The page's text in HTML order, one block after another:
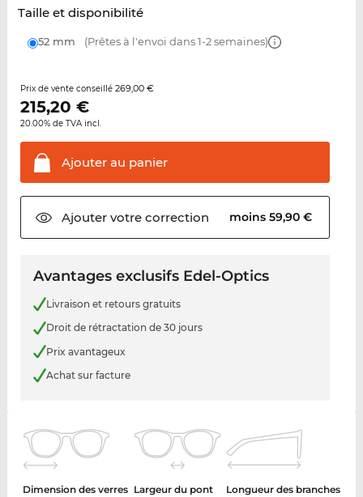
Taille et disponibilité
52 mm (Prêtes à l'envoi dans 1-2 semaines)
Prix de vente conseillé 269,00 €
215,20 €
20.00% de TVA incl.
Ajouter au panier
Ajouter votrecorrection moins 59,90 €
Avantages exclusifs Edel-Optics
Livraison et retours gratuits
Droit de rétractation de 30 jours
Prix avantageux
Achat sur facture
Dimension des verres Largeur du pont
Longueur des branches